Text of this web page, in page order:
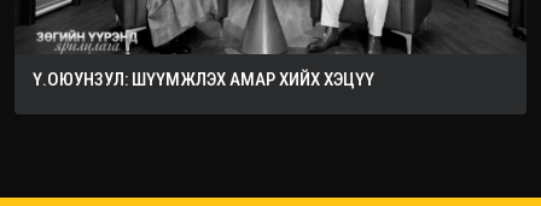
Ү.ОЮУНЗУЛ: ШҮҮМЖЛЭХ АМАР ХИЙХ ХЭЦҮҮ